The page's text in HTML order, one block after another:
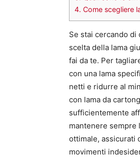
4. Come scegliere
Se stai cercando
scelta della lama
fai da te. Per
con una lama
netti e ridurre al
con lama da
sufficientemente
mantenere sempre
ottimale, assicurati
movimenti